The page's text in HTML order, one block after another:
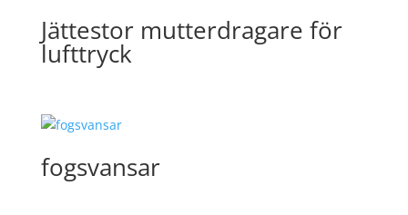
Jättestor mutterdragare för
lufttryck
fogsvansar